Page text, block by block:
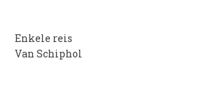
Enkele reis
Van Schiphol